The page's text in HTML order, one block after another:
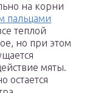
на корни
пальцами
теплой
но при этом
мяты.
остается